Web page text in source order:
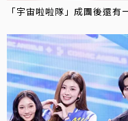
「宇宙啦啦隊」成團後還